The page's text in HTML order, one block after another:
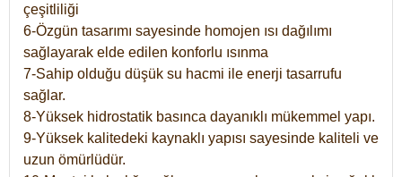
çeşitliliği
6-Özgün tasarımı sayesinde homojen ısı dağılımı
sağlayarak elde edilen konforlu ısınma
7-Sahip olduğu düşük su hacmi ile enerji tasarrufu
sağlar.
8-Yüksek hidrostatik basınca dayanıklı mükemmel yapı.
9-Yüksek kalitedeki kaynaklı yapısı sayesinde kaliteli ve
uzun ömürlüdür.